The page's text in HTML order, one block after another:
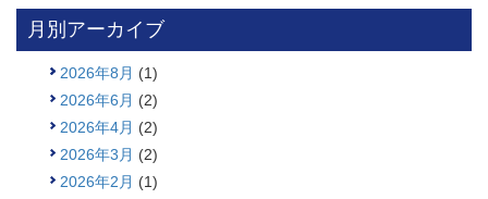
月別アーカイブ
2026年8月 (1)
2026年6月 (2)
2026年4月 (2)
2026年3月 (2)
2026年2月 (1)